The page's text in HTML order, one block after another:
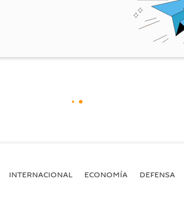
INTERNACIONAL ECONOMÍA DEFENSA